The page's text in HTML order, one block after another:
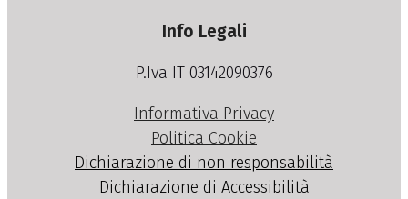
Info Legali
P.Iva IT 03142090376
Informativa Privacy
Politica Cookie
Dichiarazione di non responsabilità
Dichiarazione di Accessibilità